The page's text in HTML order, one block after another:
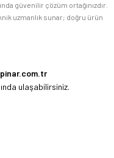
güvenilir çözüm ortağınızdır.
uzmanlık sunar; doğru ürün
ulaşabilirsiniz.